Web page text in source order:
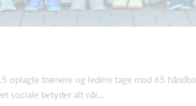
oplagte trænere og ledere tage mod 65
sociale betyder alt når...